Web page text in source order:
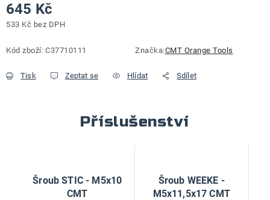
645 Kč
533 Kč bez DPH
Kód zboží: C37710111 Značka:CMT Orange Tools
Tisk Zeptat se Hlídat Sdílet
Příslušenství
Šroub STIC - M5x10
CMT
Šroub WEEKE -
M5x11,5x17 CMT